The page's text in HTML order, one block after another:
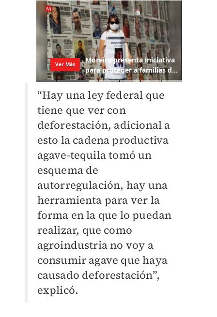
“Hay una ley federal que
tiene que ver con
deforestación, adicional a
esto la cadena productiva
agave-tequila tomó un
esquema de
autorregulación, hay una
herramienta para ver la
forma en la que lo puedan
realizar, que como
agroindustria no voy a
consumir agave que haya
causado deforestación”,
explicó.